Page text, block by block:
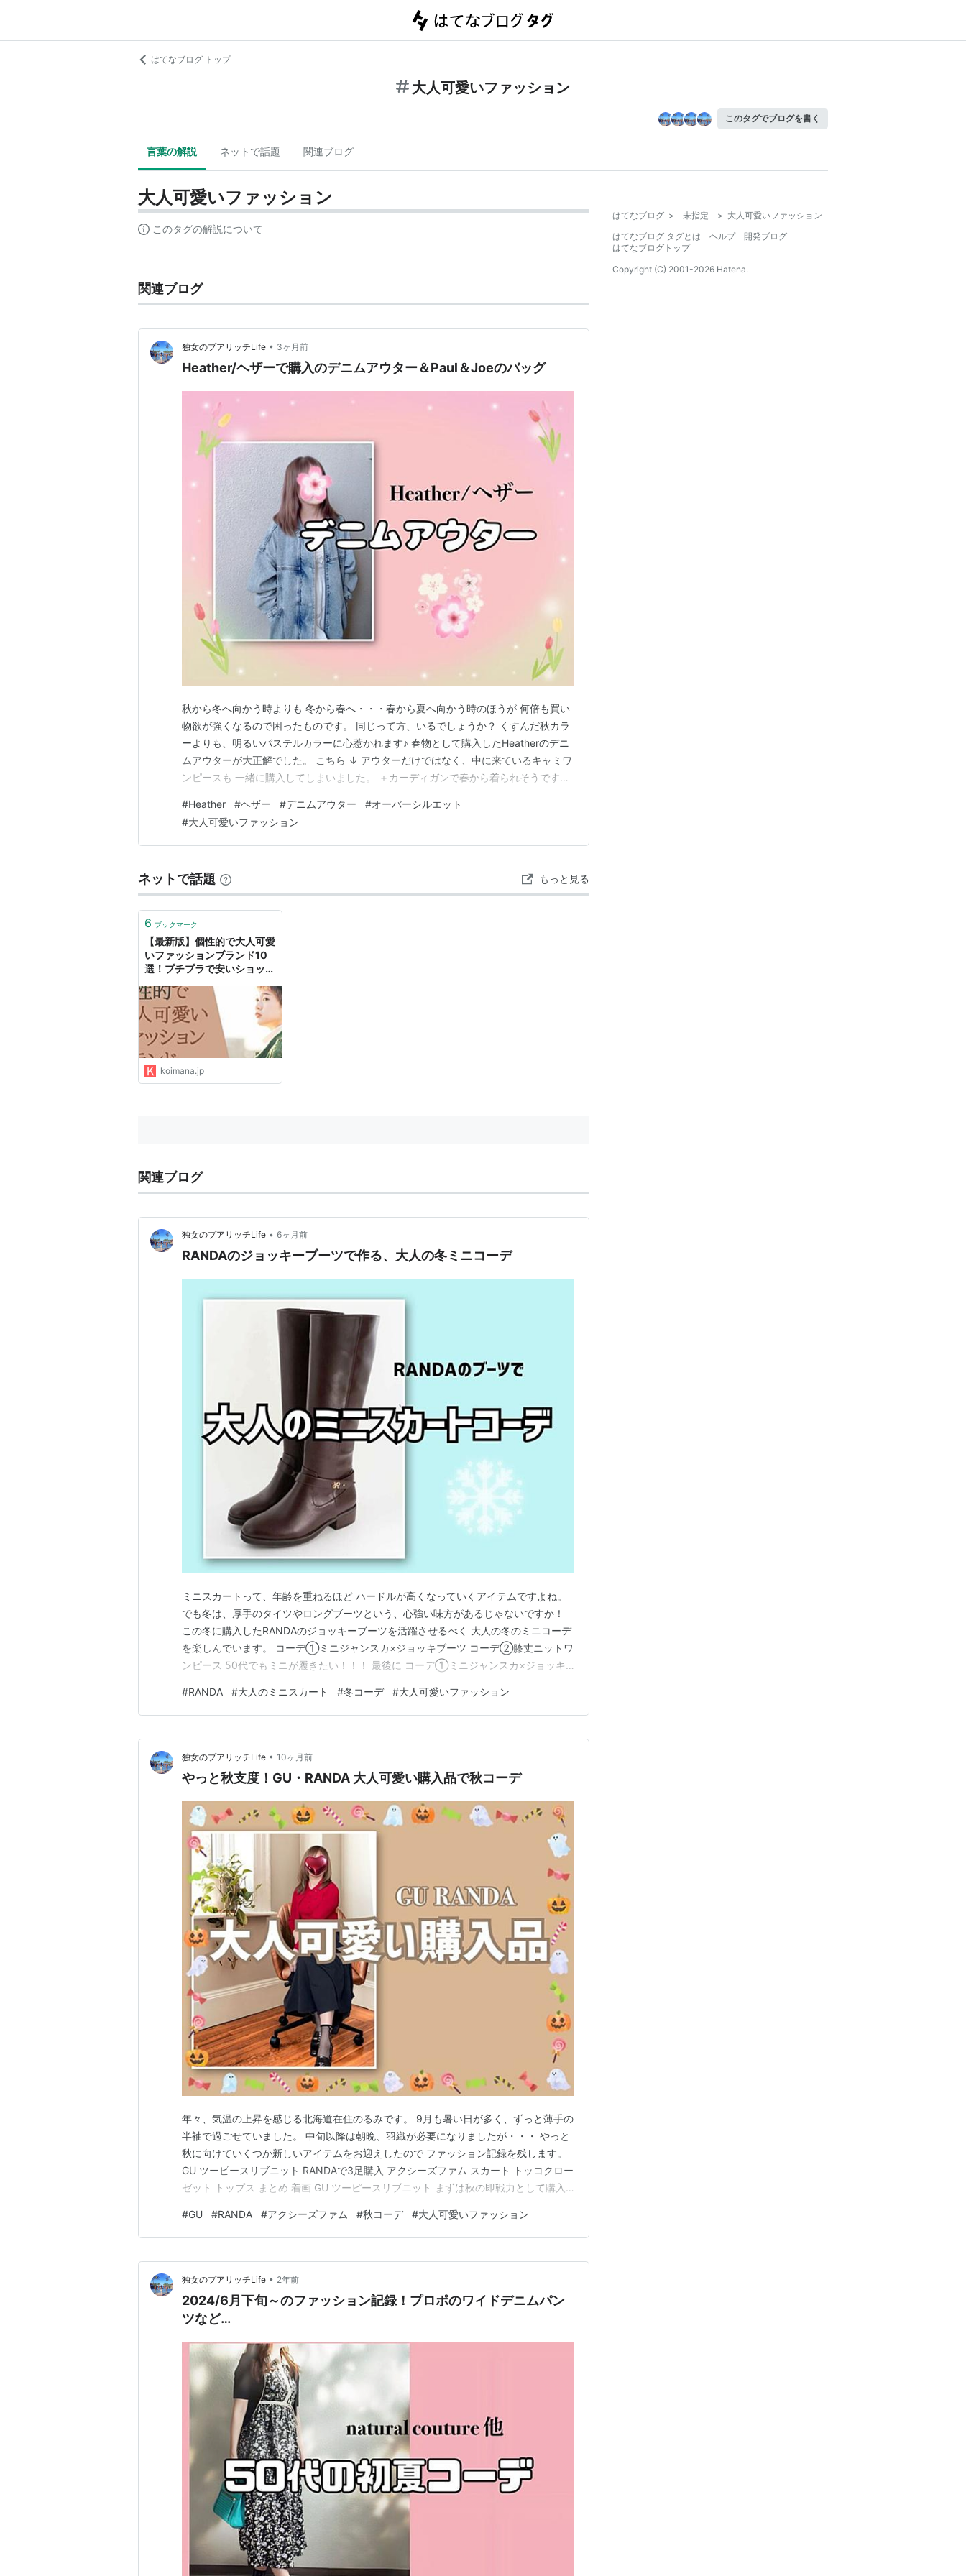
はてなブログ トップ
大人可愛いファッション
このタグでブログを書く
言葉の解説 ネットで話題 関連ブログ
大人可愛いファッション
このタグの解説について
関連ブログ
独女のプアリッチLife • 3ヶ月前
Heather/ヘザーで購入のデニムアウター＆Paul＆Joeのバッグ
秋から冬へ向かう時よりも 冬から春へ・・・春から夏へ向かう時のほうが 何倍も買い
物欲が強くなるので困ったものです。 同じって方、いるでしょうか？ くすんだ秋カラ
ーよりも、明るいパステルカラーに心惹かれます♪ 春物として購入したHeatherのデニ
ムアウターが大正解でした。 こちら ↓ アウターだけではなく、中に来ているキャミワ
ンピースも 一緒に購入してしまいました。 ＋カーディガンで春から着られそうです。
も、しっくりくるオーバーサイズなアウター。 ボリューム袖の服を着ていても ごわつ
かずに羽織れるのでとても気に入っ…
#Heather #ヘザー #デニムアウター #オーバーシルエット
#大人可愛いファッション
ネットで話題 もっと見る
6 ブックマーク
【最新版】個性的で大人可愛
いファッションブランド10
選！プチプラで安いショップ
koimana.jp
関連ブログ
独女のプアリッチLife • 6ヶ月前
RANDAのジョッキーブーツで作る、大人の冬ミニコーデ
ミニスカートって、年齢を重ねるほど ハードルが高くなっていくアイテムですよね。
でも冬は、厚手のタイツやロングブーツという、心強い味方があるじゃないですか！
この冬に購入したRANDAのジョッキーブーツを活躍させるべく 大人の冬のミニコーデ
を楽しんでいます。 コーデ①ミニジャンスカ×ジョッキブーツ コーデ②膝丈ニットワ
ンピース 50代でもミニが履きたい！！！ 最後に コーデ①ミニジャンスカ×ジョッキ
を合わせたコーデ。 シルエットはキュートでも、落ち着いた色味なので 大人女性が着
ても大丈夫！お友だ…
#RANDA #大人のミニスカート #冬コーデ #大人可愛いファッション
独女のプアリッチLife • 10ヶ月前
やっと秋支度！GU・RANDA 大人可愛い購入品で秋コーデ
年々、気温の上昇を感じる北海道在住のるみです。 9月も暑い日が多く、ずっと薄手の
半袖で過ごせていました。 中旬以降は朝晩、羽織が必要になりましたが・・・ やっと
秋に向けていくつか新しいアイテムをお迎えしたので ファッション記録を残します。
GU ツーピースリブニット RANDAで3足購入 アクシーズファム スカート トッコクロー
ゼット トップス まとめ 着画 GU ツーピースリブニット まずは秋の即戦力として購入
いましたが、赤をチョイス！ ※3990円で購入 生地もしっかりしているし、安っぽさが
無いです。 久しぶ…
#GU #RANDA #アクシーズファム #秋コーデ #大人可愛いファッション
独女のプアリッチLife • 2年前
2024/6月下旬～のファッション記録！プロポのワイドデニムパン
ツなど…
はてなブログ > 未指定 > 大人可愛いファッション
はてなブログ タグとは
ヘルプ
開発ブログ
はてなブログトップ
Copyright (C) 2001-2026 Hatena.